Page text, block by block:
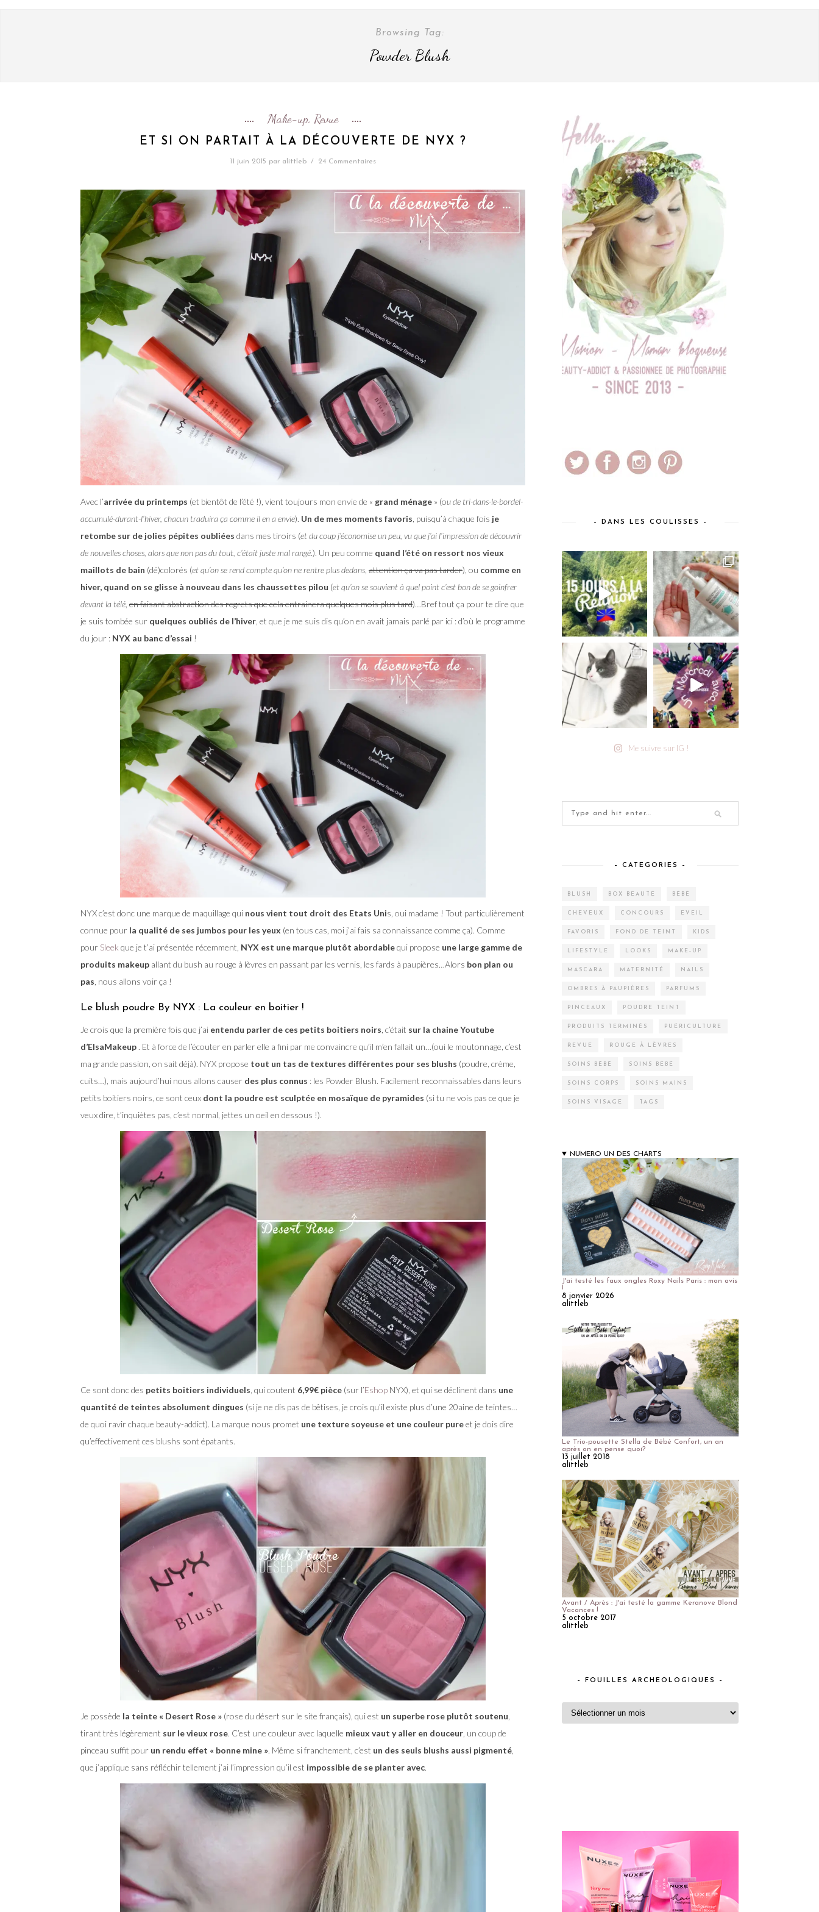
Browsing Tag:
Powder Blush
Make-up, Revue
ET SI ON PARTAIT À LA DÉCOUVERTE DE NYX ?
11 juin 2015 par alittleb / 24 Commentaires
Avec l’arrivée du printemps (et bientôt de l’été !), vient toujours mon envie de « grand ménage » (ou de tri-dans-le-bordel-
accumulé-durant-l’hiver, chacun traduira ça comme il en a envie). Un de mes moments favoris , puisqu’à chaque fois je
retombe sur de jolies pépites oubliées dans mes tiroirs (et du coup j’économise un peu, vu que j’ai l’impression de découvrir
de nouvelles choses, alors que non pas du tout, c’était juste mal rangé.). Un peu comme quand l’été on ressort nos vieux
maillots de bain (dé)colorés (et qu’on se rend compte qu’on ne rentre plus dedans attention ça va pas tarder), ou comme en
hiver, quand on se glisse à nouveau dans les chaussettes pilou (et qu’on se souvient à quel point c’est bon de se goinfrer
devant la télé en faisant abstraction des regrets que cela entrainera quelques mois plus tard)…Bref tout ça pour te dire que
je suis tombée sur quelques oubliés de l’hiver , et que je me suis dis qu’on en avait jamais parlé par ici : d’où le programme
du jour : NYX au banc d’essai !
NYX c’est donc une marque de maquillage qui nous vient tout droit des Etats Unis, oui madame ! Tout particulièrement
connue pour la qualité de ses jumbos pour les yeux (en tous cas, moi j’ai fais sa connaissance comme ça). Comme
pour Sleek que je t’ai présentée récemment, NYX est une marque plutôt abordablequi propose une large gamme de
produits makeup allant du bush au rouge à lèvres en passant par les vernis, les fards à paupières…Alors bon plan ou
pas , nous allons voir ça !
Le blush poudre By NYX : La couleur en boitier !
Je crois que la première fois que j’ai entendu parler de ces petits boitiers noirs , c’était sur la chaine Youtube
d’ElsaMakeup . Et à force de l’écouter en parler elle a fini par me convaincre qu’il m’en fallait un…(oui le moutonnage, c’est
ma grande passion, on sait déjà). NYX propose tout un tas de textures différentes pour ses blushs (poudre, crème,
cuits…), mais aujourd’hui nous allons causer des plus connus : les Powder Blush. Facilement reconnaissables dans leurs
petits boitiers noirs, ce sont ceux dont la poudre est sculptée en mosaïque de pyramides (si tu ne vois pas ce que je
veux dire, t’inquiètes pas, c’est normal, jettes un oeil en dessous !).
Ce sont donc des petits boitiers individuels , qui coutent 6,99€ pièce (sur l’Eshop NYX), et qui se déclinent dans une
quantité de teintes absolument dingues (si je ne dis pas de bêtises, je crois qu’il existe plus d’une 20aine de teintes…
de quoi ravir chaque beauty-addict). La marque nous promet une texture soyeuse et une couleur pureet je dois dire
qu’effectivement ces blushs sont épatants.
Je possède la teinte « Desert Rose » (rose du désert sur le site français), qui est un superbe rose plutôt soutenu
tirant très légèrement sur le vieux rose. C’est une couleur avec laquelle mieux vaut y aller en douceur , un coup de
pinceau suffit pour un rendu effet « bonne mine ». Même si franchement, c’est un des seuls blushs aussi pigmenté
que j’applique sans réfléchir tellement j’ai l’impression qu’il est impossible de se planter avec.
– DANS LES COULISSES –
Me suivre sur IG !
– CATEGORIES –
BLUSH BOX BEAUTÉ BÉBÉ
CHEVEUX CONCOURS EVEIL
FAVORIS FOND DE TEINT KIDS
LIFESTYLE LOOKS MAKE-UP
MASCARA MATERNITÉ NAILS
OMBRES À PAUPIÈRES PARFUMS
PINCEAUX POUDRE TEINT
PRODUITS TERMINÉS PUÉRICULTURE
REVUE ROUGE À LÈVRES
SOINS BÉBÉ SOINS BÉBÉ
SOINS CORPS SOINS MAINS
SOINS VISAGE TAGS
NUMERO UN DES CHARTS
J'ai testé les faux ongles Roxy Nails Paris : mon avis
!
8 janvier 2026
alittleb
Le Trio-pousette Stella de Bébé Confort, un an
après on en pense quoi?
13 juillet 2018
alittleb
Avant / Après : J'ai testé la gamme Keranove Blond
Vacances !
5 octobre 2017
alittleb
– FOUILLES ARCHEOLOGIQUES –